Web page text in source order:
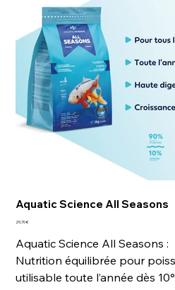
Aquatic Science All Seasons
Prix
29,70 €
Aquatic Science All Seasons :
Nutrition équilibrée pour
utilisable toute l’année dès